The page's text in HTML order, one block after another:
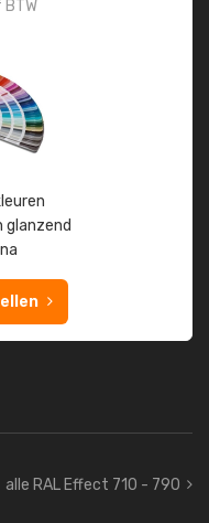
glanzend
alle RAL Effect 710 - 790